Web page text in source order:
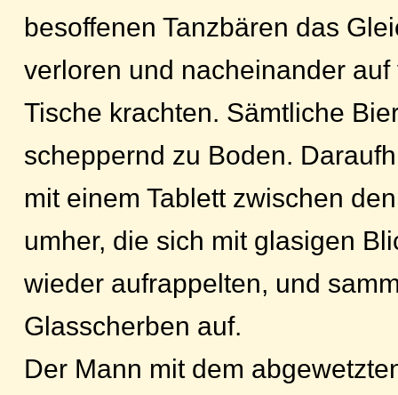
besoffenen Tanzbären das
verloren und nacheinander
Tische krachten. Sämtliche
scheppernd zu Boden.
mit einem Tablett zwischen
umher, die sich mit glasigen
wieder aufrappelten, und
Glasscherben auf.
Der Mann mit dem